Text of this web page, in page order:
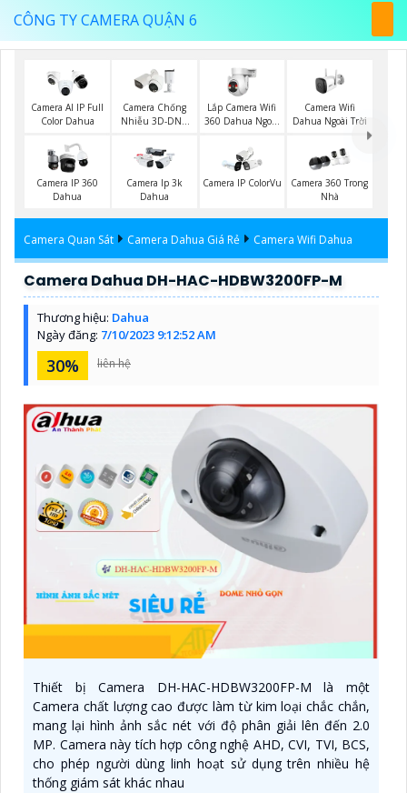
CÔNG TY CAMERA QUẬN 6
Camera AI IP Full
Color Dahua
Camera Chống
Nhiễu 3D-DNR
Lắp Camera Wifi
360 Dahua Ngoài
Camera Wifi
Dahua Ngoài Trời
Camera IP 360
Dahua
Camera Ip 3k
Dahua
Camera IP ColorVu
Camera 360 Trong
Nhà
Camera Quan Sát Camera Dahua Giá Rẻ Camera Wifi Dahua
Camera Dahua DH-HAC-HDBW3200FP-M
Thương hiệu: Dahua
Ngày đăng: 7/10/2023 9:12:52 AM
30% liên hệ
Thiết bị Camera DH-HAC-HDBW3200FP-M là một
Camera chất lượng cao được làm từ kim loại chắc chắn,
mang lại hình ảnh sắc nét với độ phân giải lên đến 2.0
MP. Camera này tích hợp công nghệ AHD, CVI, TVI, BCS,
cho phép người dùng linh hoạt sử dụng trên nhiều hệ
thống giám sát khác nhau